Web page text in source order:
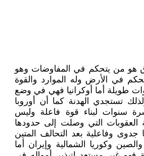
هو من يتحكم في المفاوضات وهو
في الأرض وله الموارد والقوة
طويلة أما أوكرانيا فهي في وضع
تستجدي الهدنة كما أن أوروبا
سنوات لبناء قوة فاعلة وليس
العقوبات التي وصلت إلى حدودها
جدوى وفاعلية بعد التحالف المتين
وكوريا الشمالية وإيران أما